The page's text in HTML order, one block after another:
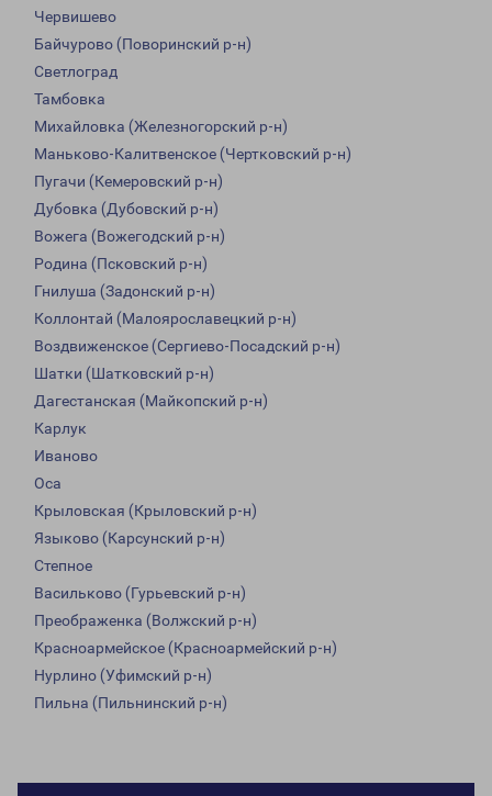
Червишево
Байчурово (Поворинский р-н)
Светлоград
Тамбовка
Михайловка (Железногорский р-н)
Маньково-Калитвенское (Чертковский р-н)
Пугачи (Кемеровский р-н)
Дубовка (Дубовский р-н)
Вожега (Вожегодский р-н)
Родина (Псковский р-н)
Гнилуша (Задонский р-н)
Коллонтай (Малоярославецкий р-н)
Воздвиженское (Сергиево-Посадский р-н)
Шатки (Шатковский р-н)
Дагестанская (Майкопский р-н)
Карлук
Иваново
Оса
Крыловская (Крыловский р-н)
Языково (Карсунский р-н)
Степное
Васильково (Гурьевский р-н)
Преображенка (Волжский р-н)
Красноармейское (Красноармейский р-н)
Нурлино (Уфимский р-н)
Пильна (Пильнинский р-н)